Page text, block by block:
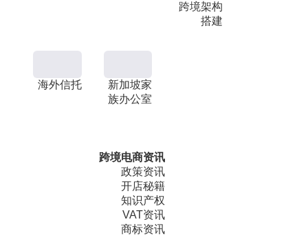
跨境架构
搭建
海外信托
新加坡家
族办公室
跨境电商资讯
政策资讯
开店秘籍
知识产权
VAT资讯
商标资讯